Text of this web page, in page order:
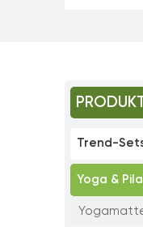
Trend-
Yoga &